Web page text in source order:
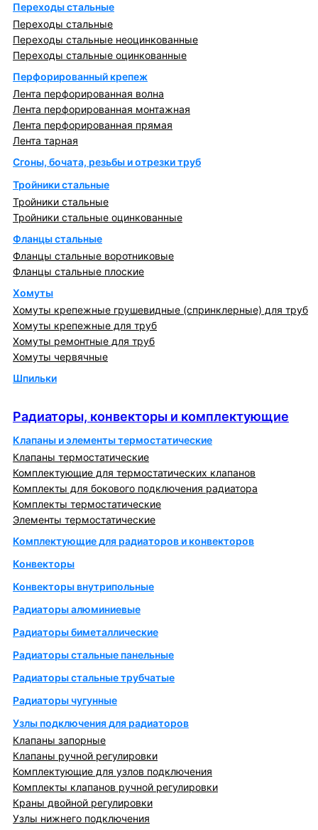
Переходы стальные
Переходы стальные
Переходы стальные неоцинкованные
Переходы стальные оцинкованные
Перфорированный крепеж
Лента перфорированная волна
Лента перфорированная монтажная
Лента перфорированная прямая
Лента тарная
Сгоны, бочата, резьбы и отрезки труб
Тройники стальные
Тройники стальные
Тройники стальные оцинкованные
Фланцы стальные
Фланцы стальные воротниковые
Фланцы стальные плоские
Хомуты
Хомуты крепежные грушевидные (спринклерные) для труб
Хомуты крепежные для труб
Хомуты ремонтные для труб
Хомуты червячные
Шпильки
Радиаторы, конвекторы и комплектующие
Клапаны и элементы термостатические
Клапаны термостатические
Комплектующие для термостатических клапанов
Комплекты для бокового подключения радиатора
Комплекты термостатические
Элементы термостатические
Комплектующие для радиаторов и конвекторов
Конвекторы
Конвекторы внутрипольные
Радиаторы алюминиевые
Радиаторы биметаллические
Радиаторы стальные панельные
Радиаторы стальные трубчатые
Радиаторы чугунные
Узлы подключения для радиаторов
Клапаны запорные
Клапаны ручной регулировки
Комплектующие для узлов подключения
Комплекты клапанов ручной регулировки
Краны двойной регулировки
Узлы нижнего подключения